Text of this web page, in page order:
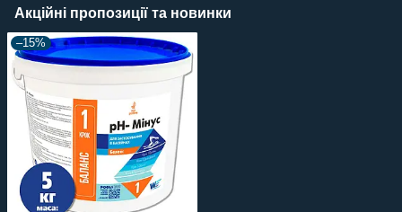
Акційні пропозиції та новинки
–15%